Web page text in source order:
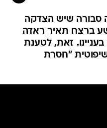
סבורה שיש הצדקה
ברצח תאיר ראדה
זאת, לטענת
"חסרת